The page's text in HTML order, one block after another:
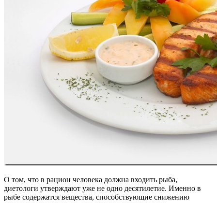
О том, что в рацион человека должна входить рыба,
диетологи утверждают уже не одно десятилетие. Именно в
рыбе содержатся вещества, способствующие снижению